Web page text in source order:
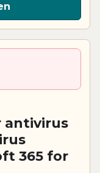
antivirus
365 for